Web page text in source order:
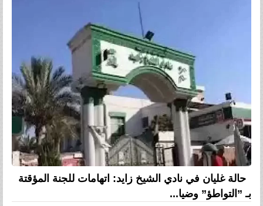
حالة غليان في نادي الشيخ زايد: اتهامات للجنة المؤقتة
بـ ”التواطؤ” وضيا...